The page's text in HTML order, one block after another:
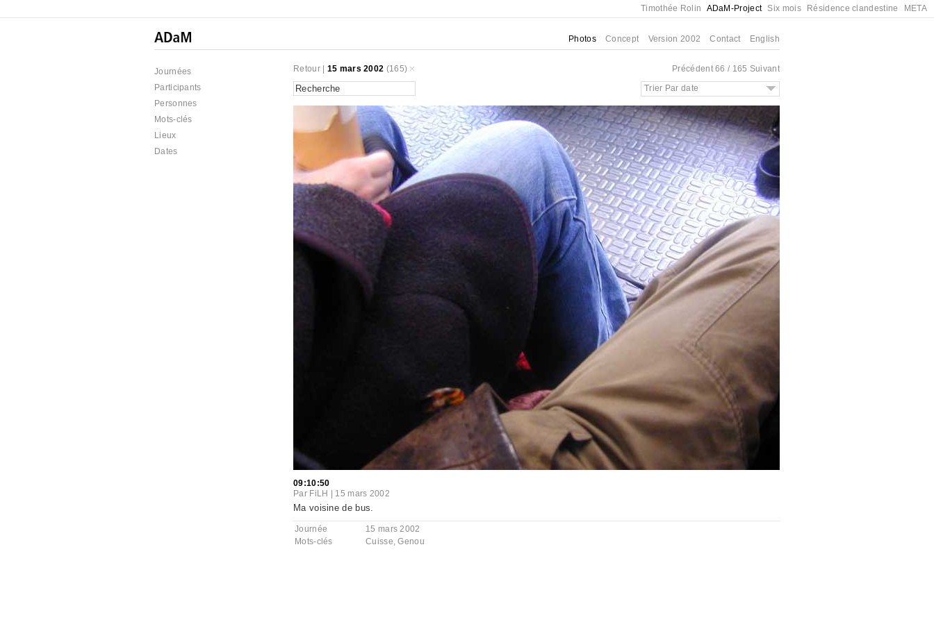
Timothée Rolin ADaM-Project Six mois Résidence clandestine META
Photos Concept Version 2002 Contact English
Journées
Participants
Personnes
Mots-clés
Lieux
Dates
Retour| 15 mars 2002 (165) Précédent66 / 165 Suivant
Trier Par date
09:10:50
Par FiLH 15 mars 2002
Ma voisine de bus.
Journée
15 mars 2002
Mots-clés
Cuisse,Genou